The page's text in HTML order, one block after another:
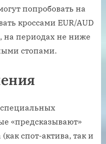
попробовать на
кроссами EUR/AUD
на периодах не ниже
стопами.
«предсказывают»
спот-актива, так и